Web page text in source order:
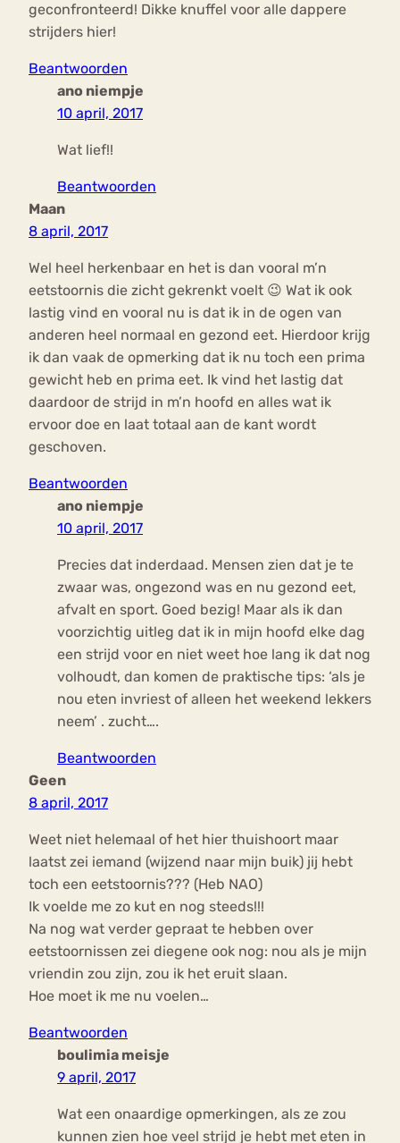
geconfronteerd! Dikke knuffel voor alle dappere
strijders hier!
Beantwoorden
ano niempje
10 april, 2017
Wat lief!!
Beantwoorden
Maan
8 april, 2017
Wel heel herkenbaar en het is dan vooral m’n
eetstoornis die zicht gekrenkt voelt 😉 Wat ik ook
lastig vind en vooral nu is dat ik in de ogen van
anderen heel normaal en gezond eet. Hierdoor krijg
ik dan vaak de opmerking dat ik nu toch een prima
gewicht heb en prima eet. Ik vind het lastig dat
daardoor de strijd in m’n hoofd en alles wat ik
ervoor doe en laat totaal aan de kant wordt
geschoven.
Beantwoorden
ano niempje
10 april, 2017
Precies dat inderdaad. Mensen zien dat je te
zwaar was, ongezond was en nu gezond eet,
afvalt en sport. Goed bezig! Maar als ik dan
voorzichtig uitleg dat ik in mijn hoofd elke dag
een strijd voor en niet weet hoe lang ik dat nog
volhoudt, dan komen de praktische tips: ‘als je
nou eten invriest of alleen het weekend lekkers
neem’ . zucht….
Beantwoorden
Geen
8 april, 2017
Weet niet helemaal of het hier thuishoort maar
laatst zei iemand (wijzend naar mijn buik) jij hebt
toch een eetstoornis??? (Heb NAO)
Ik voelde me zo kut en nog steeds!!!
Na nog wat verder gepraat te hebben over
eetstoornissen zei diegene ook nog: nou als je mijn
vriendin zou zijn, zou ik het eruit slaan.
Hoe moet ik me nu voelen…
Beantwoorden
boulimia meisje
9 april, 2017
Wat een onaardige opmerkingen, als ze zou
kunnen zien hoe veel strijd je hebt met eten in